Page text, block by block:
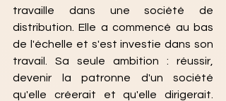
travaille dans une société de
distribution. Elle a commencé au bas
de l'échelle et s'est investie dans son
travail. Sa seule ambition : réussir,
devenir la patronne d'un société
qu'elle créerait et qu'elle dirigerait.